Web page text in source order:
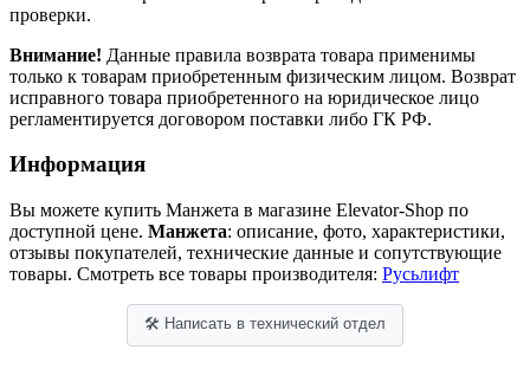
проверки.
Внимание! Данные правила возврата товара применимы
только к товарам приобретенным физическим лицом. Возврат
исправного товара приобретенного на юридическое лицо
регламентируется договором поставки либо ГК РФ.
Информация
Вы можете купить Манжета в магазине Elevator-Shop по
доступной цене. Манжета: описание, фото, характеристики,
отзывы покупателей, технические данные и сопутствующие
товары. Смотреть все товары производителя: Русьлифт
🛠 Написать в технический отдел